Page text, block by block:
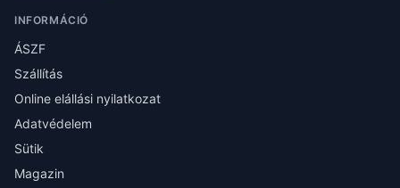
INFORMÁCIÓ
ÁSZF
Szállítás
Online elállási nyilatkozat
Adatvédelem
Sütik
Magazin